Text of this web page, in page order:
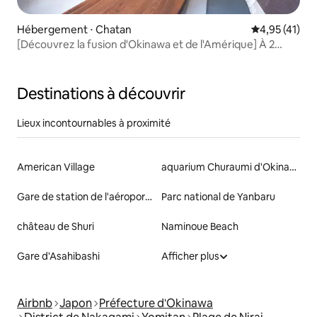
Hébergement ⋅ Chatan Évaluation
4,95 (41)
[Découvrez la fusion d'Okinawa et de l'Amérique] À 2
Destinations à découvrir
Lieux incontournables à proximité
American Village aquarium Churaumi d'Okinawa
Gare de station de l'aéroport de Naha Parc national de Yanbaru
château de Shuri Naminoue Beach
Gare d'Asahibashi Afficher plus
Airbnb Japon Préfecture d'Okinawa